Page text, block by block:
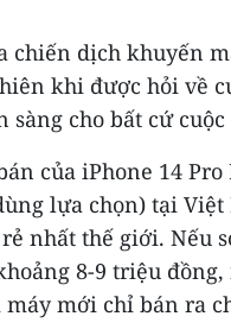
chiến dịch khuyến
khi được hỏi về
sàng cho bất cứ
của iPhone 14
lựa chọn) tại
nhất thế giới. Nếu
8-9 triệu
mới chỉ bán ra